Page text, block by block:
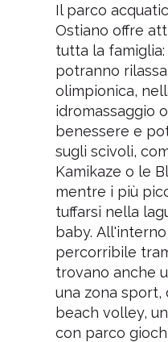
Il parco
Ostiano offre
tutta la
potranno
olimpionica,
idromassaggio
benessere e
sugli scivoli,
Kamikaze o le
mentre i più
tuffarsi nella
baby.
percorribile
trovano anche
una zona sport,
beach volley,
con parco